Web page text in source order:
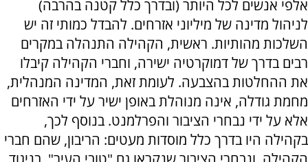
אלפי אנשים לכל היותר (ובדרך כלל קטנה בהרבה)
לניהול מדינה של מיליוני אזרחים. להבדל כמותי זה יש
השלכות מהותיות. ראשית, הקהילה התנהלה במקרים
רבים בדרך של דמוקרטיה ישירה, וחברי הקהילה קיבלו
את ההחלטות בהצבעה. לעומת זאת, המדינה המנהלית,
מחמת גודלה, אינה מנוהלת באופן ישיר על ידי האזרחים
אלא על ידי נבחרי הציבור והפרלמנט. בנוסף לכך,
בקהילה היו בדרך כלל מוסדות מעטים: הריבון, שהם חברי